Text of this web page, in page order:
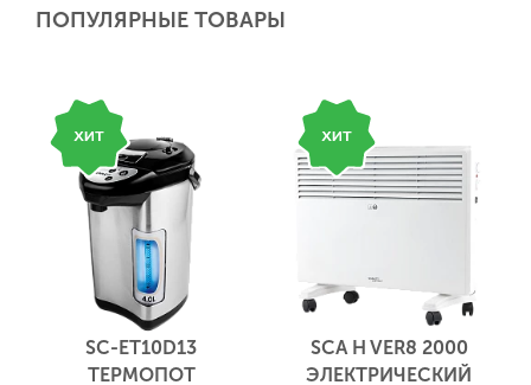
ПОПУЛЯРНЫЕ ТОВАРЫ
SC-ET10D13
ТЕРМОПОТ
SCA H VER8 2000
ЭЛЕКТРИЧЕСКИЙ